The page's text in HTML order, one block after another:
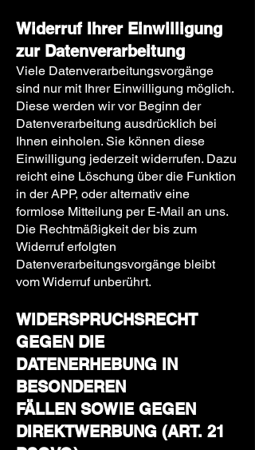
Widerruf Ihrer Einwilligung
zur Datenverarbeitung
Viele Datenverarbeitungsvorgänge
sind nur mit Ihrer Einwilligung möglich.
Diese werden wir vor Beginn der
Datenverarbeitung ausdrücklich bei
Ihnen einholen. Sie können diese
Einwilligung jederzeit widerrufen. Dazu
reicht eine Löschung über die Funktion
in der APP, oder alternativ eine
formlose Mitteilung per E-Mail an uns.
Die Rechtmäßigkeit der bis zum
Widerruf erfolgten
Datenverarbeitungsvorgänge bleibt
vom Widerruf unberührt.
WIDERSPRUCHSRECHT
GEGEN DIE
DATENERHEBUNG IN
BESONDEREN
FÄLLEN SOWIE GEGEN
DIREKTWERBUNG (ART. 21